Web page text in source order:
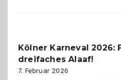
Kölner Karneval 2026:
dreifaches Alaaf!
7. Februar 2026